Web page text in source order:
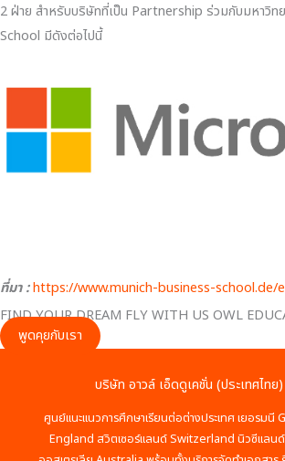
2 ฝ่าย สำหรับบริษัทที่เป็น Partnership ร่วมกับมหาวิท
School มีดังต่อไปนี้
ที่มา :https://www.munich-business-school.de/
FIND YOUR DREAM FLY WITH US OWL
พูดคุยกับเรา
บริษัท อาวล์ เอ็ดดูเคชั่น (ประเทศไทย
ศูนย์แนะแนวการศึกษาเรียนต่อต่างประเทศ เยอรม
England สวิตเซอร์แลนด์ Switzerland นิวซีแลน